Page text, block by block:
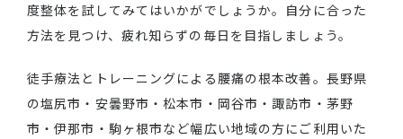
度整体を試してみてはいかがでしょうか。自分に合った
方法を見つけ、疲れ知らずの毎日を目指しましょう。
徒手療法とトレーニングによる腰痛の根本改善。長野県
の塩尻市・安曇野市・松本市・岡谷市・諏訪市・茅野
市・伊那市・駒ヶ根市など幅広い地域の方にご利用いた